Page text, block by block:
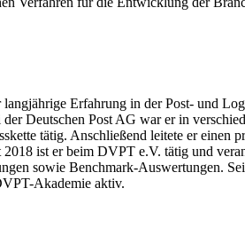
langjährige Erfahrung in der Post- und
Deutschen Post AG war er in
tätig. Anschließend leitete er einen
ist er beim DVPT e.V. tätig und
sowie Benchmark-Auswertungen.
Akademie aktiv.